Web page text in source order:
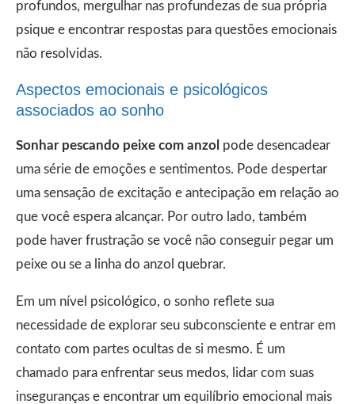
profundos, mergulhar nas profundezas de sua própria
psique e encontrar respostas para questões emocionais
não resolvidas.
Aspectos emocionais e psicológicos
associados ao sonho
Sonhar pescando peixe com anzol pode desencadear
uma série de emoções e sentimentos. Pode despertar
uma sensação de excitação e antecipação em relação ao
que você espera alcançar. Por outro lado, também
pode haver frustração se você não conseguir pegar um
peixe ou se a linha do anzol quebrar.
Em um nível psicológico, o sonho reflete sua
necessidade de explorar seu subconsciente e entrar em
contato com partes ocultas de si mesmo. É um
chamado para enfrentar seus medos, lidar com suas
inseguranças e encontrar um equilíbrio emocional mais